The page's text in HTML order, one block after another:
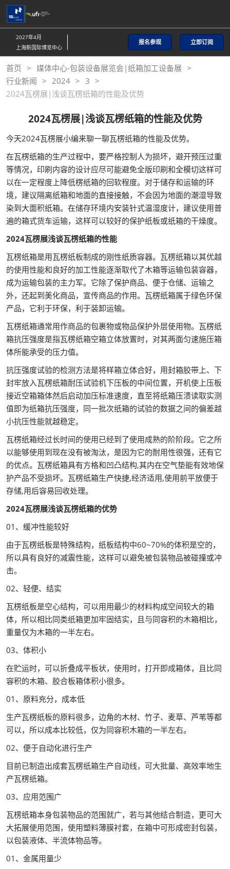
直
接
跳
至
内
容
2027年4月
上海新国际博览中心
报名参观 立即订阅
首页
媒体中心-包装设备展览会|纸箱加工设备展
行业新闻
2024
3
2024瓦楞展|浅谈瓦楞纸箱的性能及优势
2024瓦楞展|浅谈瓦楞纸箱的性能及优势
今天2024瓦楞展小编来聊一聊瓦楞纸箱的性能及优势。
在瓦楞纸箱的生产过程中，要严格控制人为损坏，避开预压过重
等情况，印刷内容的设计应尽可能避免全版印刷和全模切这样可
以在一定程度上降低楞纸箱的回软程度。对于储存和运输的环
境，建议隔离纸箱和地面的直接接触，不会因为地面的潮湿导致
染到大面积纸箱。在储存环境内安装针式温湿度计，建议使用普
遍的箱式货车运输，这样可以较好的保护纸板或纸箱的干燥度。
2024瓦楞展浅谈瓦楞纸箱的性能
瓦楞纸箱是用瓦楞纸板制成的刚性纸质容器。瓦楞纸箱以其优越
的使用性能和良好的加工性能逐渐取代了木箱等运输包装容器，
成为运输包装的主力军。它除了保护商品、便于仓储、运输之
外，还起到美化商品，宣传商品的作用。瓦楞纸箱属于绿色环保
产品，它利于环保，利于装卸运输。
瓦楞纸箱通常用作商品的包裹物或物品保护外层使用物。瓦楞纸
箱抗压强度是指瓦楞纸箱空箱立体放置时，对其两面匀速施压箱
体所能承受的压力值。
抗压强度试验的检测方法是将样箱立体合好，用封箱胶带上、下
封牢放入瓦楞纸箱耐压试验机下压板的中间位置，开机使上压板
接近空箱箱体然后启动加压标准速度，直至将纸箱压溃读取实测
值即为纸箱抗压强度，同一批次纸箱的试验的数据之间的偏差越
小抗压性能就越稳定。
瓦楞纸箱经过长时间的使用已经到了使用成熟的阶阶段。它之所
以能够使用到现在没有被淘汰，是因为它的耐用性很强，还有它
的优点。瓦楞纸箱具有方格和凹凸结构,其内在空气垫能有效地保
护产品不受损坏。瓦楞纸箱生产快捷,经济适用,使用前平放便于
存储,用后容易回收处理。
2024瓦楞展浅谈瓦楞纸箱的优势
01、缓冲性能较好
由于瓦楞纸板是特殊结构，纸板结构中60~70%的体积是空的，
所以具有良好的减震性能，这样可以避免被包装物品被碰撞或冲
击。
02、轻便、结实
瓦楞纸板是空心结构，可以用用最少的材料构成空间较大的箱
体，所以相比同类纸箱更加牢固结实，且与同容积的木箱相比，
重量仅为木箱的一半左右。
03、体积小
在贮运时，可以折叠成平板状，使用时，打开即成箱体，且比同
容积的木箱、胶合板箱体积小很多。
01、原料充分，成本低
生产瓦楞纸板的原料很多，边角的木材、竹子、麦草、芦苇等都
可以，所以成本比较低，仅为同容积木箱的一半左右。
02、便于自动化进行生产
目前已制造出成套瓦楞纸箱生产自动线，可大批量、高效率地生
产瓦楞纸箱。
03、应用范围广
瓦楞纸箱本身包装物品的范围就广，若与其他结合制造，更可大
大拓展使用范围，使用塑料薄膜衬套，在箱中可形成密封包装，
以包装液体、半流体物品等。
01、金属用量少